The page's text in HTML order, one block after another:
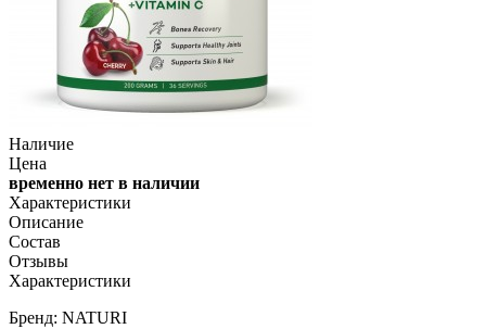
Наличие
Цена
временно нет в наличии
Характеристики
Описание
Состав
Отзывы
Характеристики
Бренд: NATURI